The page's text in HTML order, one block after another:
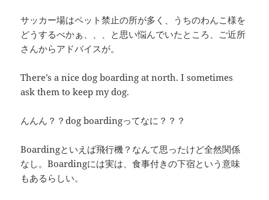
サッカー場はペット禁止の所が多く、うちのわんこ様を
どうするべかぁ、、、と思い悩んでいたところ、ご近所
さんからアドバイスが。
There’s a nice dog boarding at north. I sometimes
ask them to keep my dog.
んんん？？dog boardingってなに？？？
Boardingといえば飛行機？なんて思ったけど全然関係
なし。Boardingには実は、食事付きの下宿という意味
もあるらしい。